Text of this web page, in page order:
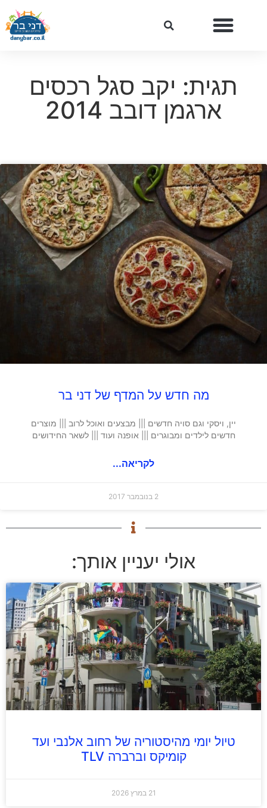
תגית: יקב סגל רכסים
ארגמן דובב 2014
מה חדש על המדף של דני בר
יין, ויסקי וגם סויה חדשים ||| מבצעים ואוכל לרוב ||| מוצרים
חדשים לילדים ומבוגרים ||| אופנה ועוד ||| לשאר החידושים
לקריאה...
2 בנובמבר 2017
אולי יעניין אותך:
טיול יומי מהיסטוריה של רחוב אלנבי ועד
קומיקס וברברה TLV
21 במרץ 2026